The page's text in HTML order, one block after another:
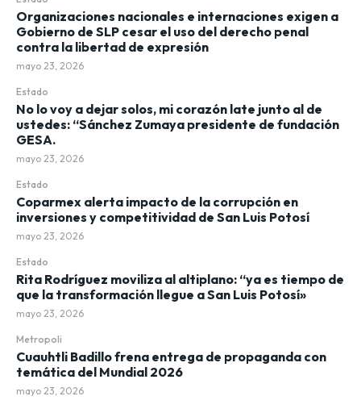
Organizaciones nacionales e internaciones exigen a
Gobierno de SLP cesar el uso del derecho penal
contra la libertad de expresión
mayo 23, 2026
Estado
No lo voy a dejar solos, mi corazón late junto al de
ustedes: “Sánchez Zumaya presidente de fundación
GESA.
mayo 23, 2026
Estado
Coparmex alerta impacto de la corrupción en
inversiones y competitividad de San Luis Potosí
mayo 23, 2026
Estado
Rita Rodríguez moviliza al altiplano: “ya es tiempo de
que la transformación llegue a San Luis Potosí»
mayo 23, 2026
Metropoli
Cuauhtli Badillo frena entrega de propaganda con
temática del Mundial 2026
mayo 23, 2026